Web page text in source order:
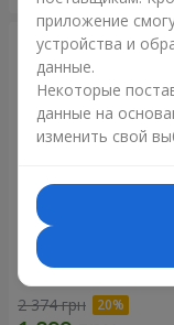
Букет "Дуэт
2 374 грн
приложение
устройства и
данные.
Некоторые
данные на
изменить свой